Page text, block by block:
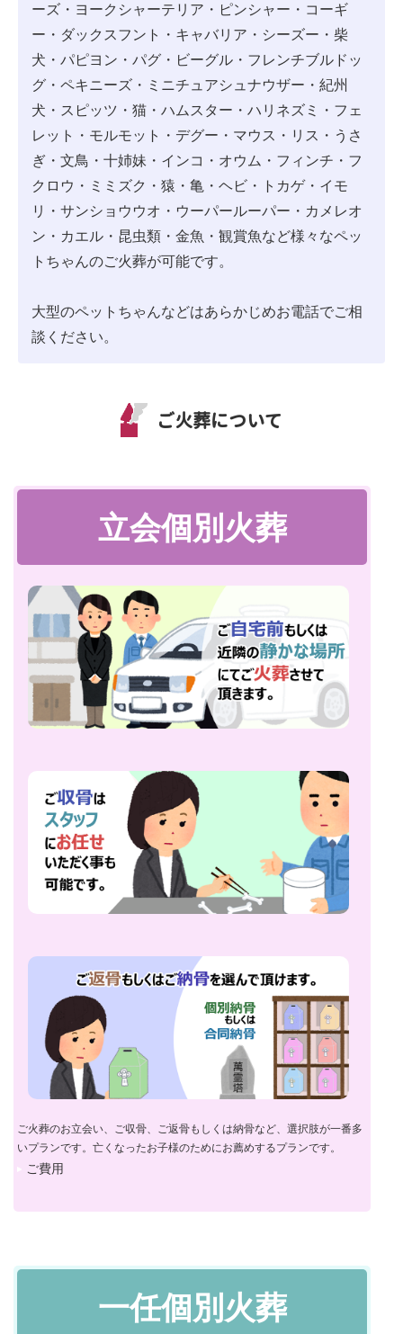
ーズ・ヨークシャーテリア・ピンシャー・コーギ
ー・ダックスフント・キャバリア・シーズー・柴
犬・パピヨン・パグ・ビーグル・フレンチブルドッ
グ・ペキニーズ・ミニチュアシュナウザー・紀州
犬・スピッツ・猫・ハムスター・ハリネズミ・フェ
レット・モルモット・デグー・マウス・リス・うさ
ぎ・文鳥・十姉妹・インコ・オウム・フィンチ・フ
クロウ・ミミズク・猿・亀・ヘビ・トカゲ・イモ
リ・サンショウウオ・ウーパールーパー・カメレオ
ン・カエル・昆虫類・金魚・観賞魚など様々なペッ
トちゃんのご火葬が可能です。
大型のペットちゃんなどはあらかじめお電話でご相
談ください。
ご火葬について
立会個別火葬
ご火葬のお立会い、ご収骨、ご返骨もしくは納骨など、選択肢が一番多
いプランです。亡くなったお子様のためにお薦めするプランです。
ご費用
一任個別火葬